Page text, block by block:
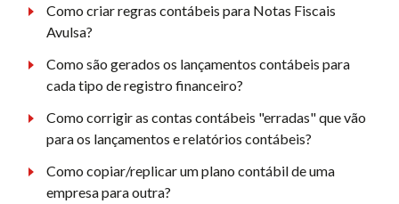
Como criar regras contábeis para Notas Fiscais
Avulsa?
Como são gerados os lançamentos contábeis para
cada tipo de registro financeiro?
Como corrigir as contas contábeis "erradas" que vão
para os lançamentos e relatórios contábeis?
Como copiar/replicar um plano contábil de uma
empresa para outra?